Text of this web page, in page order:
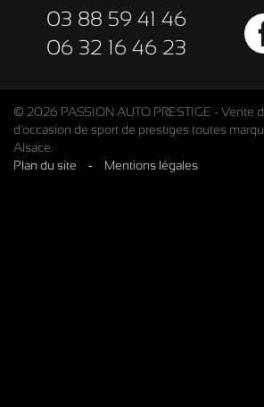
03 88 59 41 46
06 32 16 46 23
© 2026 PASSION AUTO PRESTIGE - Vente
d'occasion de sport de prestiges toutes
Alsace.
Plan du site
- Mentions légales